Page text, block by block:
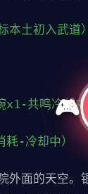
本土初入武道）
共鸣冷却中
-冷却中）
外面的天空